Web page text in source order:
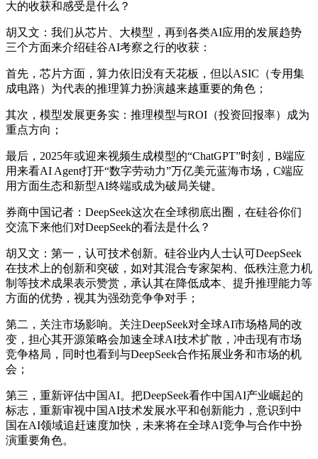
大的收获和感受是什么？
胡又文：我们从芯片、大模型，再到各类AI应用的发展趋势
三个方面来介绍硅谷AI考察之行的收获：
首先，芯片方面，算力依旧没有天花板，但以ASIC（专用集
成电路）为代表的推理算力扮演越来越重要的角色；
其次，模型发展更务实：推理模型与ROI（投资回报率）成为
重点方向；
最后，2025年或迎来视频生成模型的“ChatGPT”时刻，B端应
用来看AI Agent打开“数字劳动力”万亿美元蓝海市场，C端应
用方面生态和新型AI终端或成为破局关键。
券商中国记者：DeepSeek这次在全球彻底出圈，在硅谷你们
交流下来他们对DeepSeek的看法是什么？
胡又文：第一，认可技术创新。硅谷业内人士认可DeepSeek
在技术上的创新和突破，如对其混合专家架构、低秩注意力机
制等技术成果表示赞赏，承认其在降低成本、提升推理能力等
方面的优势，视其为强劲竞争争对手；
第二，关注市场影响。关注DeepSeek对全球AI市场格局的改
变，担心其开源策略会加速全球AI技术扩散，冲击现有市场
竞争格局，同时也看到与DeepSeek合作拓展业务和市场的机
会；
第三，重新评估中国AI。把DeepSeek看作中国AI产业崛起的
标志，重新审视中国AI技术发展水平和创新能力，意识到中
国在AI领域追赶速度加快，未来将在全球AI竞争与合作中扮
演重要角色。